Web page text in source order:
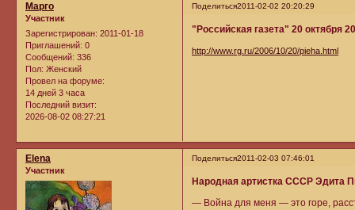
Поделиться2011-02-02 20:20:29
Марго
Участник
Зарегистрирован: 2011-01-18
Приглашений: 0
Сообщений: 336
Пол: Женский
Провел на форуме:
14 дней 3 часа
Последний визит:
2026-08-02 08:27:21
"Российская газета" 20 октября
http://www.rg.ru/2006/10/20/pieha.html
Поделиться2011-02-03 07:46:01
Elena
Участник
Народная артистка СССР Эдита
— Война для меня — это горе,